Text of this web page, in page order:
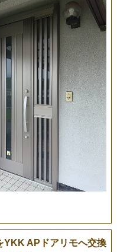
YKK APドアリモへ交換